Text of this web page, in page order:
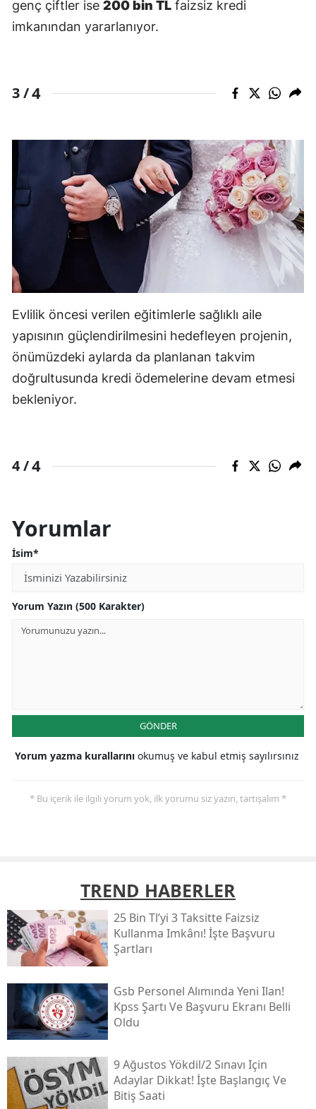
genç çiftler ise 200 bin TL faizsiz kredi
imkanından yararlanıyor.
3 /4
Evlilik öncesi verilen eğitimlerle sağlıklı aile
yapısının güçlendirilmesini hedefleyen projenin,
önümüzdeki aylarda da planlanan takvim
doğrultusunda kredi ödemelerine devam etmesi
bekleniyor.
4 /4
Yorumlar
İsim*
Yorum Yazın (500 Karakter)
GÖNDER
Yorum yazma kurallarını okumuş ve kabul etmiş sayılırsınız
* Bu içerik ile ilgili yorum yok, ilk yorumu siz yazın, tartışalım *
TREND HABERLER
25 Bin Tl’yi 3 Taksitte Faizsiz
Kullanma Imkânı! İşte Başvuru
Şartları
Gsb Personel Alımında Yeni Ilan!
Kpss Şartı Ve Başvuru Ekranı Belli
Oldu
9 Ağustos Yökdi̇l/2 Sınavı Için
Adaylar Dikkat! İşte Başlangıç Ve
Bitiş Saati